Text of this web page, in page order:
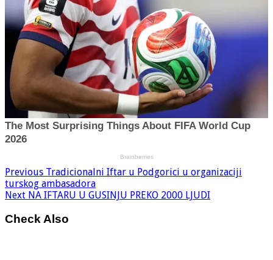
Previous Tradicionalni Iftar u Podgorici u organizaciji
turskog ambasadora
Next NA IFTARU U GUSINJU PREKO 2000 LJUDI
Check Also